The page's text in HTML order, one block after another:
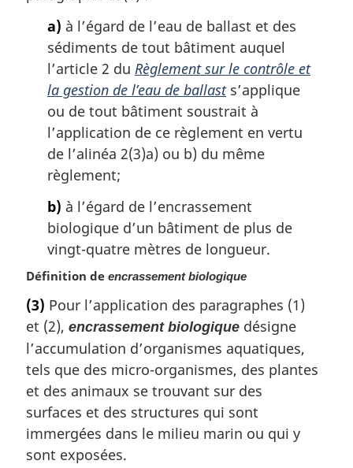
a) à l’égard de l’eau de ballast et des
sédiments de tout bâtiment auquel
l’article 2 du Règlement sur le contrôle et
la gestion de l’eau de ballasts’applique
ou de tout bâtiment soustrait à
l’application de ce règlement en vertu
de l’alinéa 2(3)a) ou b) du même
règlement;
b) à l’égard de l’encrassement
biologique d’un bâtiment de plus de
vingt-quatre mètres de longueur.
Définition de encrassement biologique
(3) Pour l’application des paragraphes (1)
et (2), encrassement biologique désigne
l’accumulation d’organismes aquatiques,
tels que des micro-organismes, des plantes
et des animaux se trouvant sur des
surfaces et des structures qui sont
immergées dans le milieu marin ou qui y
sont exposées.